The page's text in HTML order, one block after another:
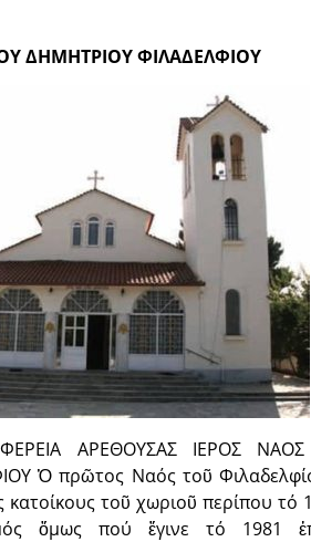
ΔΗΜΗΤΡΙΟΥ ΦΙΛΑΔΕΛΦΙΟΥ
ΑΡΕΘΟΥΣΑΣ ΙΕΡΟΣ ΝΑΟΣ
Ὁ πρῶτος Ναός τοῦ
κατοίκους τοῦ χωριοῦ περίπου τό
ὅμως πού ἔγινε τό 1981